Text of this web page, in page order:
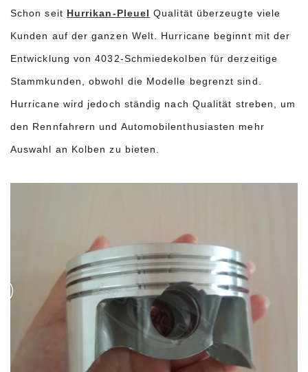
Schon seit Hurrikan-Pleuel Qualität überzeugte viele
Kunden auf der ganzen Welt. Hurricane beginnt mit der
Entwicklung von 4032-Schmiedekolben für derzeitige
Stammkunden, obwohl die Modelle begrenzt sind.
Hurricane wird jedoch ständig nach Qualität streben, um
den Rennfahrern und Automobilenthusiasten mehr
Auswahl an Kolben zu bieten.